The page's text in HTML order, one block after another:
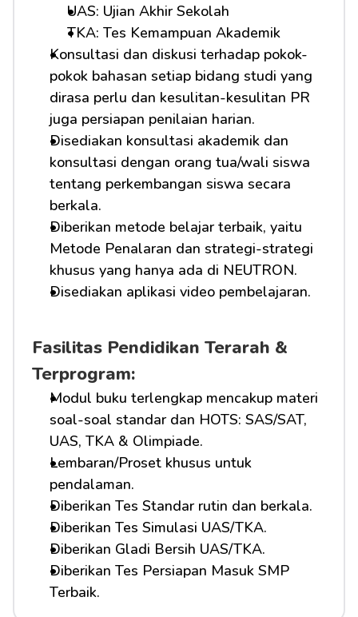
UAS: Ujian Akhir Sekolah
TKA: Tes Kemampuan Akademik
Konsultasi dan diskusi terhadap pokok-
pokok bahasan setiap bidang studi yang
dirasa perlu dan kesulitan-kesulitan PR
juga persiapan penilaian harian.
Disediakan konsultasi akademik dan
konsultasi dengan orang tua/wali siswa
tentang perkembangan siswa secara
berkala.
Diberikan metode belajar terbaik, yaitu
Metode Penalaran dan strategi-strategi
khusus yang hanya ada di NEUTRON.
Disediakan aplikasi video pembelajaran.
Fasilitas Pendidikan Terarah &
Terprogram:
Modul buku terlengkap mencakup materi
soal-soal standar dan HOTS: SAS/SAT,
UAS, TKA & Olimpiade.
Lembaran/Proset khusus untuk
pendalaman.
Diberikan Tes Standar rutin dan berkala.
Diberikan Tes Simulasi UAS/TKA.
Diberikan Gladi Bersih UAS/TKA.
Diberikan Tes Persiapan Masuk SMP
Terbaik.